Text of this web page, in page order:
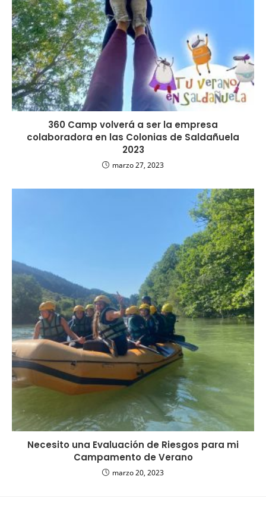
360 Camp volverá a ser la empresa
colaboradora en las Colonias de Saldañuela
2023
marzo 27, 2023
Necesito una Evaluación de Riesgos para mi
Campamento de Verano
marzo 20, 2023